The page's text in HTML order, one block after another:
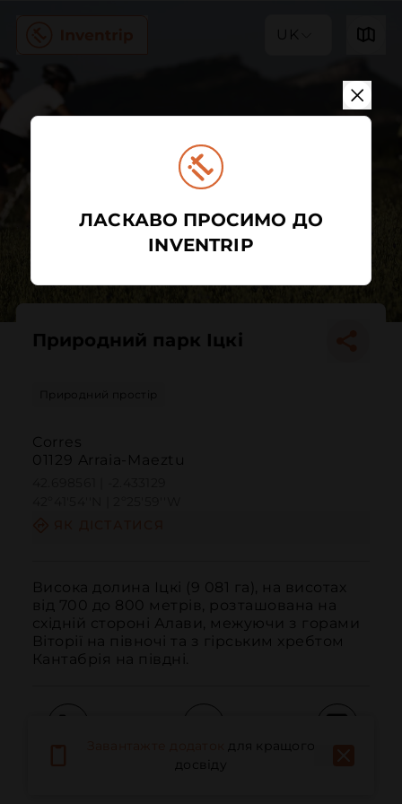
UK
Природний парк Іцкі
Природний простір
Corres
01129 Arraia-Maeztu
Висока долина Іцкі (9 081 га), на висотах
від 700 до 800 метрів, розташована на
східній стороні Алави, межуючи з горами
Віторії на півночі та з гірським хребтом
Кантабрія на півдні.
Електронна пошта
для кращого
досвіду
ЛАСКАВО ПРОСИМО ДО
INVENTRIP